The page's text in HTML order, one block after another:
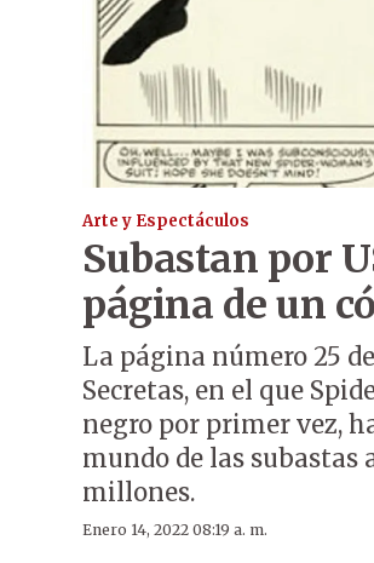
Arte y Espectáculos
Subastan por
página de un
La página número 25
Secretas, en el que
negro por primer vez,
mundo de las subastas
millones.
Enero 14, 2022 08:19 a. m.